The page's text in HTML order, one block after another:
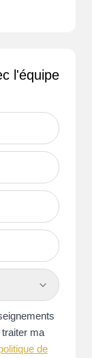
l'équipe
ma
de
HABITER!